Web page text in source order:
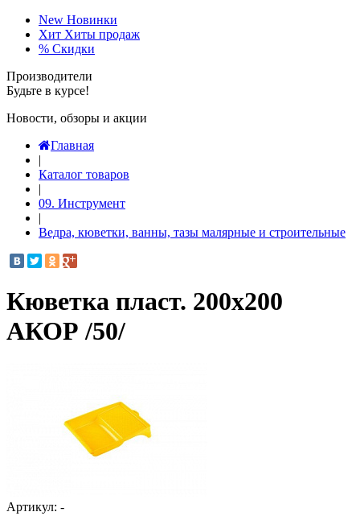
New Новинки
Хит Хиты продаж
% Скидки
Производители
Будьте в курсе!
Новости, обзоры и акции
Главная
|
Каталог товаров
|
09. Инструмент
|
Ведра, кюветки, ванны, тазы малярные и строительные
Кюветка пласт. 200х200
АКОР /50/
Артикул: -